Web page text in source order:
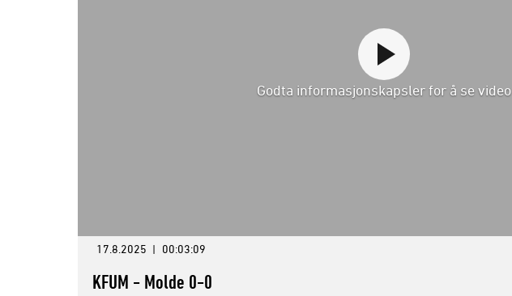
Godta informasjonskapsler for å se video
17.8.2025 | 00:03:09
KFUM - Molde 0-0